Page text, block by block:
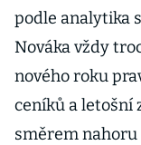
podle analytika
Nováka vždy
nového roku
ceníků a letošní
směrem nahoru